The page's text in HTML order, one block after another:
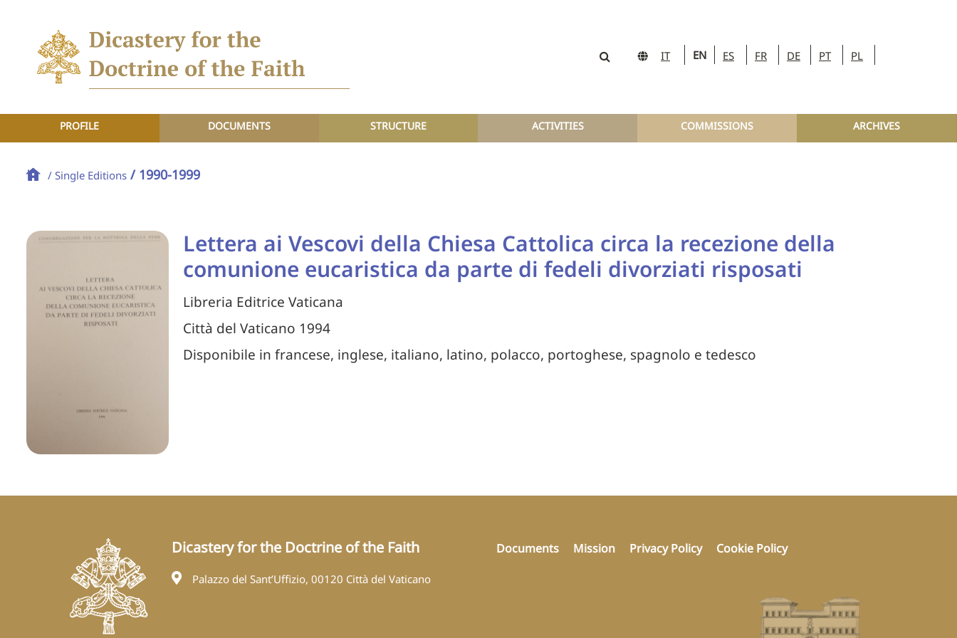
IT EN ES FR DE PT PL
PROFILE DOCUMENTS STRUCTURE ACTIVITIES COMMISSIONS ARCHIVES
/ Single Editions / 1990-1999
Lettera ai Vescovi della Chiesa Cattolica circa la recezione della
comunione eucaristica da parte di fedeli divorziati risposati
Libreria Editrice Vaticana
Città del Vaticano 1994
Disponibile in francese, inglese, italiano, latino, polacco, portoghese, spagnolo e tedesco
Dicastery for the Doctrine of the Faith
Palazzo del Sant’Uffizio, 00120 Città del Vaticano
Documents Mission Privacy Policy Cookie Policy